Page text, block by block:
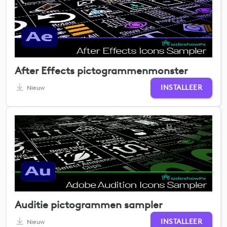
After Effects pictogrammenmonster
Nieuw INSTALLEER
Auditie pictogrammen sampler
Nieuw INSTALLEER